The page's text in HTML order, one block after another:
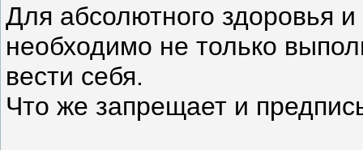
Для абсолютного здоровья
необходимо не только
вести себя.
Что же запрещает и